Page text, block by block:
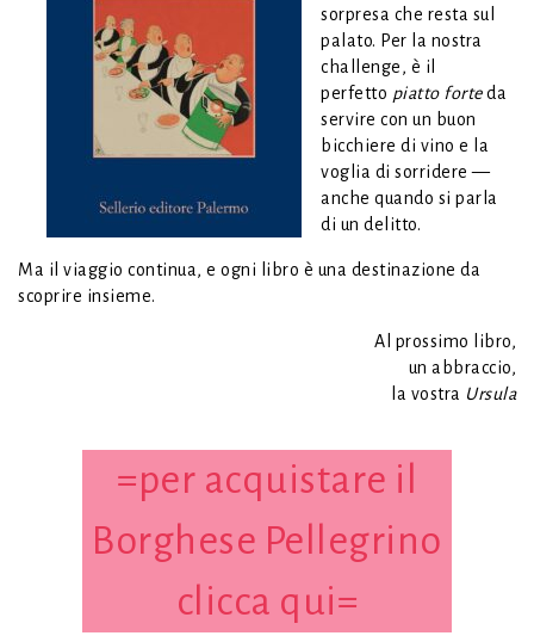
sorpresa che resta sul
palato. Per la nostra
challenge, è il
perfetto piatto forteda
servire con un buon
bicchiere di vino e la
voglia di sorridere —
anche quando si parla
di un delitto.
Ma il viaggio continua, e ogni libro è una destinazione da
scoprire insieme.
Al prossimo libro,
un abbraccio,
la vostra Ursula
=per acquistare il
Borghese Pellegrino
clicca qui=